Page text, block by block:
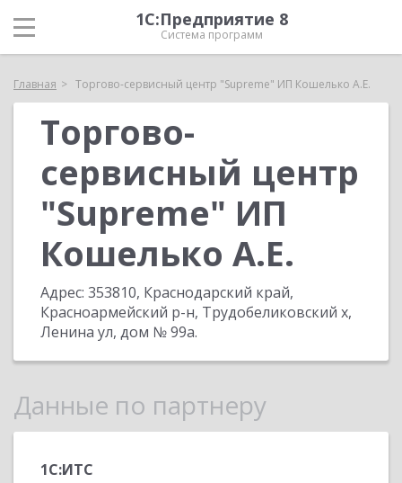
1С:Предприятие 8
Система программ
Главная Торгово-сервисный центр "Supreme" ИП Кошелько А.Е.
Торгово-
сервисный центр
"Supreme" ИП
Кошелько А.Е.
Адрес: 353810, Краснодарский край,
Красноармейский р-н, Трудобеликовский х,
Ленина ул, дом № 99а.
Данные по партнеру
1С:ИТС